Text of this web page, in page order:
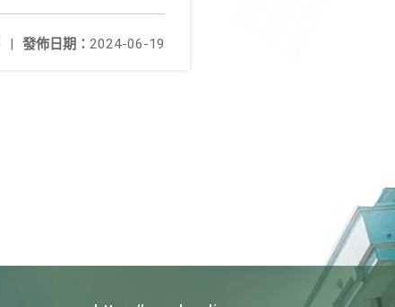
發佈日期： 2024-06-19
|